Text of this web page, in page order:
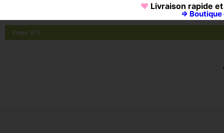
♥ Livraison rapide
⇒ Boutique
Etape 3/ 3